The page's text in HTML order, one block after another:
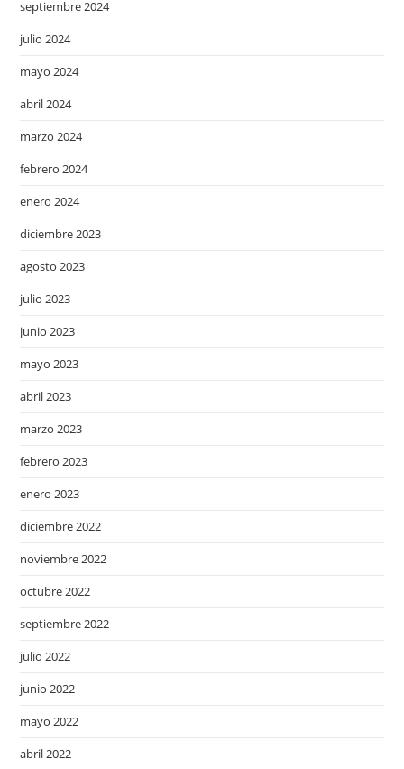
septiembre 2024
julio 2024
mayo 2024
abril 2024
marzo 2024
febrero 2024
enero 2024
diciembre 2023
agosto 2023
julio 2023
junio 2023
mayo 2023
abril 2023
marzo 2023
febrero 2023
enero 2023
diciembre 2022
noviembre 2022
octubre 2022
septiembre 2022
julio 2022
junio 2022
mayo 2022
abril 2022